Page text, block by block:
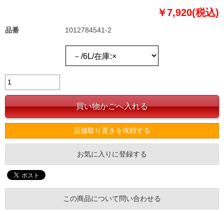
￥7,920(税込)
品番 1012784541-2
店舗取り置きを依頼する
お気に入りに登録する
この商品について問い合わせる